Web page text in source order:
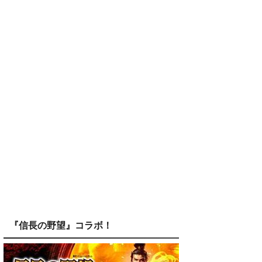
『信長の野望』コラボ！